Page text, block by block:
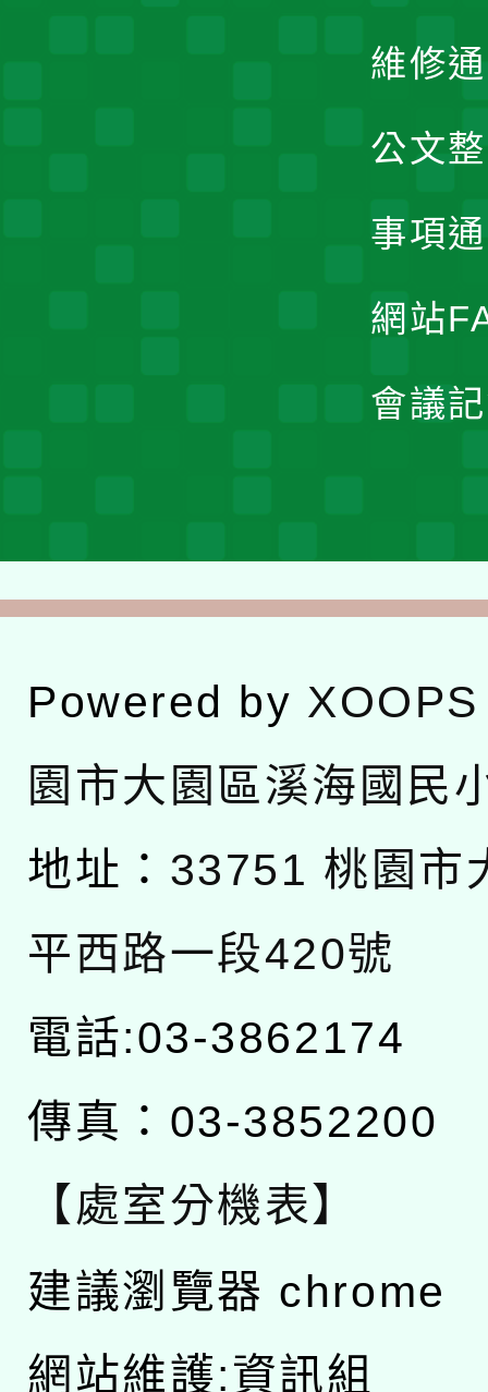
維修
公文
事項
網站
會議
Powered by XOOPS
園市大園區溪海國民
地址： 33751 桃園市
平西路一段420號
電話:03-3862174
傳真：03-3852200
【處室分機表】
建議瀏覽器 chrome
網站維護:資訊組